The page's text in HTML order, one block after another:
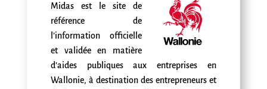
Midas est le site de
référence de
l’information officielle
et validée en matière
d’aides publiques aux entreprises en
Wallonie, à destination des entrepreneurs et